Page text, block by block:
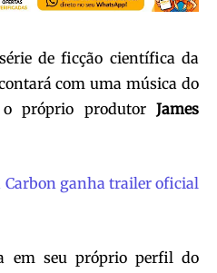
de ficção científica da
com uma música do
próprio produtor James
Carbon ganha trailer oficial
em seu próprio perfil do